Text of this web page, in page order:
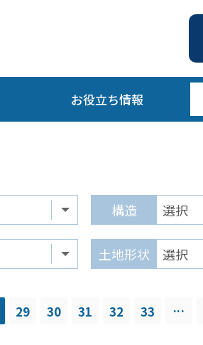
お役立ち情報
構造
土地形状
29 30 31 32 33 ...